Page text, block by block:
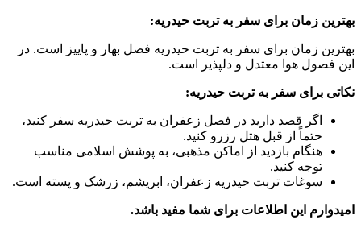
بهترین زمان برای سفر به تربت حیدریه:
بهترین زمان برای سفر به تربت حیدریه فصل بهار و پاییز است. در
این فصول هوا معتدل و دلپذیر است.
نکاتی برای سفر به تربت حیدریه:
اگر قصد دارید در فصل زعفران به تربت حیدریه سفر کنید،
حتماً از قبل هتل رزرو کنید.
هنگام بازدید از اماکن مذهبی، به پوشش اسلامی مناسب
توجه کنید.
سوغات تربت حیدریه زعفران، ابریشم، زرشک و پسته است.
امیدوارم این اطلاعات برای شما مفید باشد.